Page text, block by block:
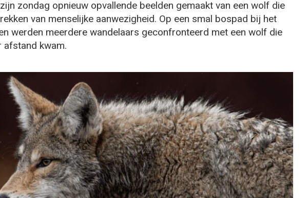
zondag opnieuw opvallende beelden gemaakt van een wolf die
van menselijke aanwezigheid. Op een smal bospad bij het
werden meerdere wandelaars geconfronteerd met een wolf die
afstand kwam.